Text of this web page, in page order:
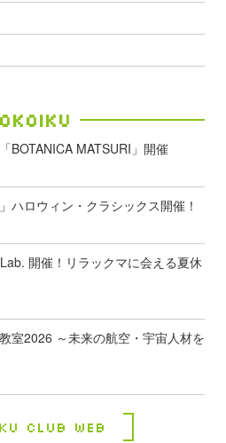
BOTANICA MATSURI」開催
ハロウィン・クラシックス開催！
開催！リラックマに会える夏休
室2026 ～未来の航空・宇宙人材を
Club Web